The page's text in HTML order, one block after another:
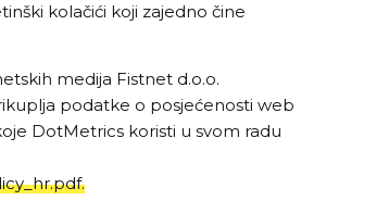
kolačići koji zajedno čine
medija Fistnet d.o.o.
podatke o posjećenosti web
DotMetrics koristi u svom radu